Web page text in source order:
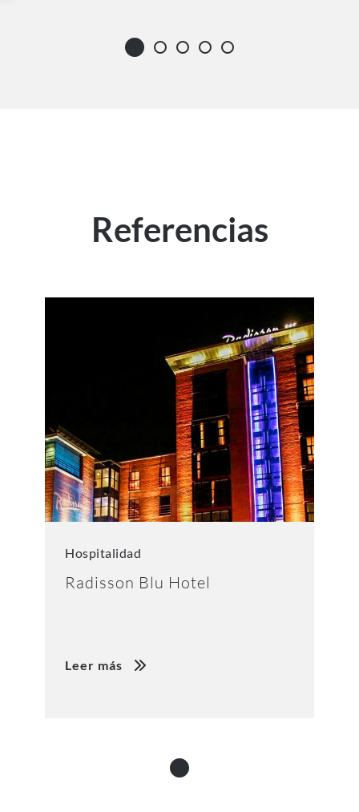
Referencias
Hospitalidad
Radisson Blu Hotel
Leer más